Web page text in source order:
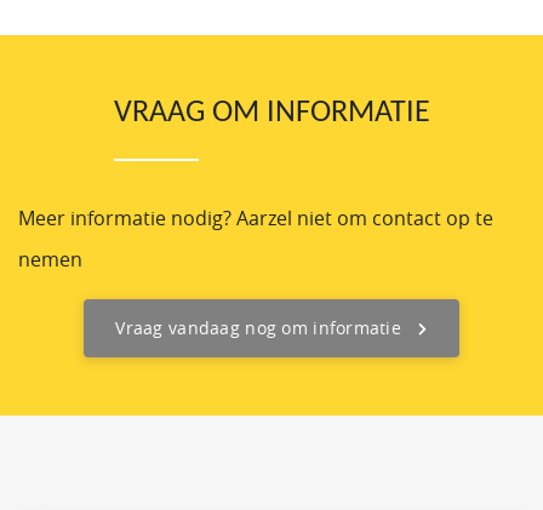
VRAAG OM INFORMATIE
Meer informatie nodig? Aarzel niet om contact op te
nemen
Vraag vandaag nog om informatie